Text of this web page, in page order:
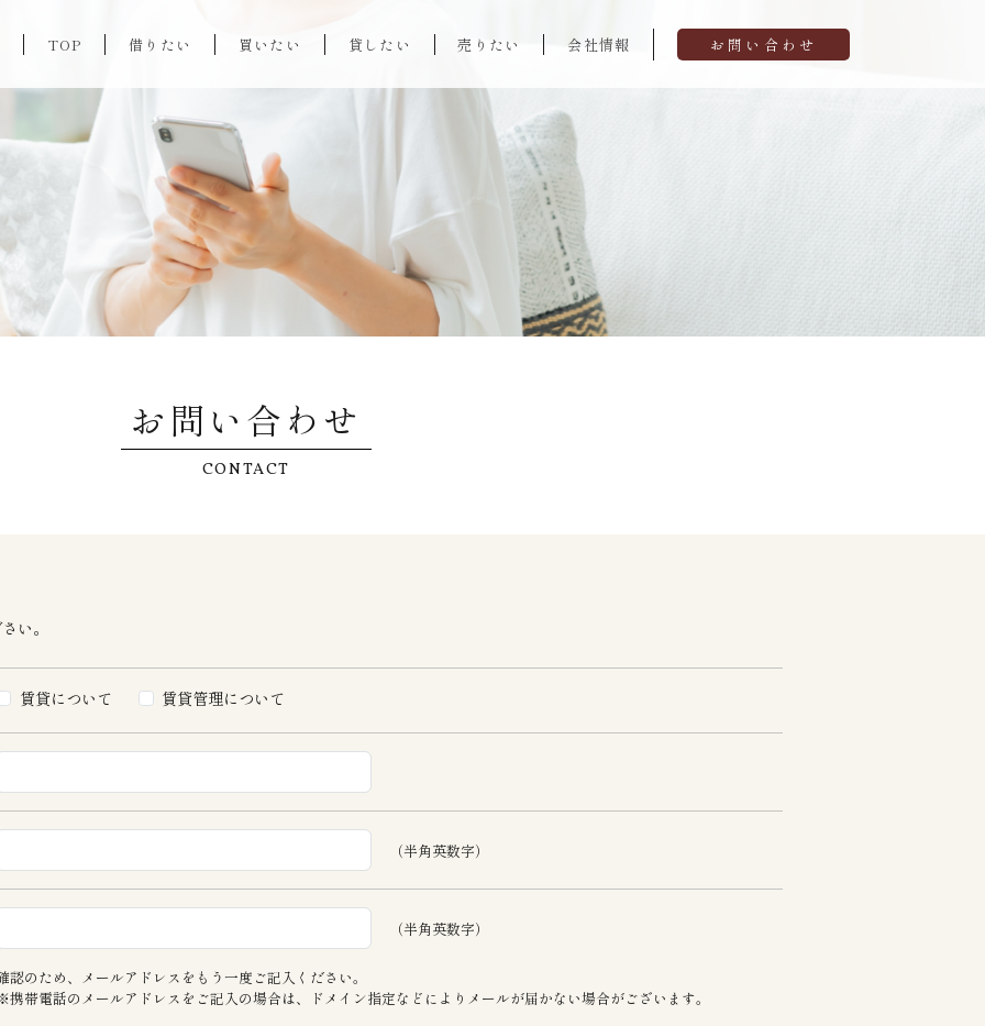
TOP 借りたい 買いたい 貸したい 売りたい 会社情報 お問い合わせ
お問い合わせ
CONTACT
い。
賃貸について 賃貸管理について
（半角英数字）
（半角英数字）
認のため、メールアドレスをもう一度ご記入ください。
携帯電話のメールアドレスをご記入の場合は、ドメイン指定などによりメールが届かない場合がございます。